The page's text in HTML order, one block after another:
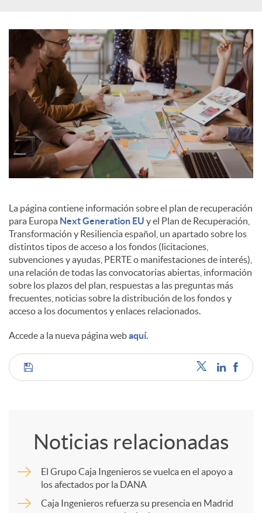
s
La página contiene información sobre el plan de recuperación
para Europa Next Generation EU y el Plan de Recuperación,
Transformación y Resiliencia español, un apartado sobre los
distintos tipos de acceso a los fondos (licitaciones,
subvenciones y ayudas, PERTE o manifestaciones de interés),
una relación de todas las convocatorias abiertas, información
sobre los plazos del plan, respuestas a las preguntas más
frecuentes, noticias sobre la distribución de los fondos y
acceso a los documentos y enlaces relacionados.
Accede a la nueva página webaquí.
C
p
Noticias relacionadas
El Grupo Caja Ingenieros se vuelca en el apoyo a
los afectados por la DANA
Caja Ingenieros refuerza su presencia en Madrid